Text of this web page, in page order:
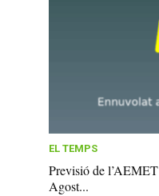
EL TEMPS
Previsió de
Agost...